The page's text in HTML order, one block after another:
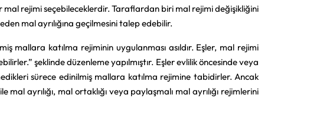
rejimi seçebileceklerdir. Taraflardan biri mal rejimi değişikliğini
mal ayrılığına geçilmesini talep edebilir.
mallara katılma rejiminin uygulanması asıldır. Eşler, mal rejimi
şeklinde düzenleme yapılmıştır. Eşler evlilik öncesinde veya
sürece edinilmiş mallara katılma rejimine tabidirler. Ancak
ayrılığı, mal ortaklığı veya paylaşmalı mal ayrılığı rejimlerini